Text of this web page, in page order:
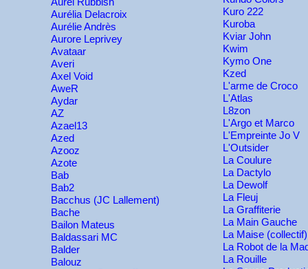
Kuro 222
Kuroba
Kviar John
Kwim
Kymo One
Kzed
L'arme de Croco
L'Atlas
L8zon
L'Argo et Marco
L'Empreinte Jo V
L'Outsider
La Coulure
La Dactylo
La Dewolf
La Fleuj
La Graffiterie
La Main Gauche
La Maise (collectif)
La Robot de la
La Rouille
Aurélia Delacroix
Aurélie Andrès
Aurore Leprivey
Avataar
Averi
Axel Void
AweR
Aydar
AZ
Azael13
Azed
Azooz
Azote
Bab
Bab2
Bacchus (JC Lallement)
Bache
Bailon Mateus
Baldassari MC
Balder
Balouz